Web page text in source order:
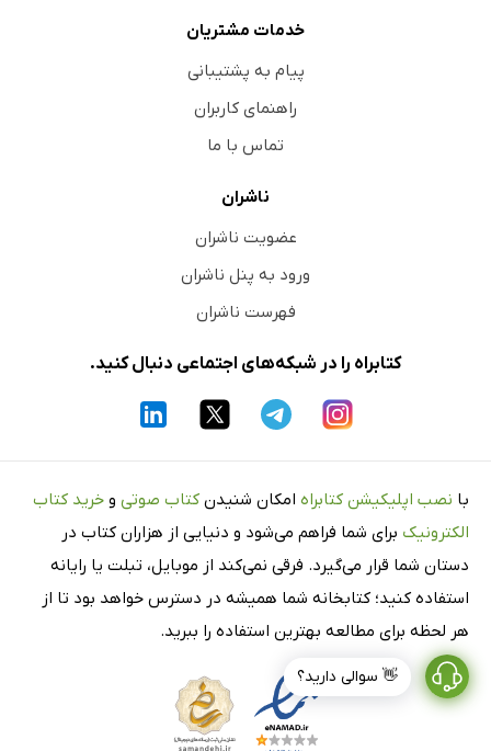
👋 سوالی دارید؟
خدمات مشتریان
پیام به پشتیبانی
راهنمای کاربران
تماس با ما
ناشران
عضویت ناشران
ورود به پنل ناشران
فهرست ناشران
کتابراه را در شبکه‌های اجتماعی دنبال کنید.
با نصب اپلیکیشن کتابراه امکان شنیدن کتاب صوتی و خرید کتاب
الکترونیک برای شما فراهم می‌شود و دنیایی از هزاران کتاب در
دستان شما قرار می‌گیرد. فرقی نمی‌کند از موبایل، تبلت یا رایانه
استفاده کنید؛ کتابخانه شما همیشه در دسترس خواهد بود تا از
هر لحظه برای مطالعه بهترین استفاده را ببرید.